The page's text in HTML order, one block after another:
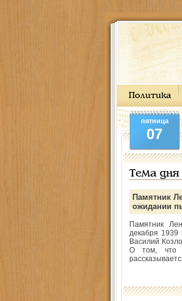
Политика
пятница
07
Тема дня
Памятник
ожидании
Памятник
декабря 1939
Василий
О том, что